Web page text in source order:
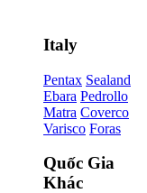
Italy
Pentax Sealand
Ebara Pedrollo
Matra Coverco
Varisco Foras
Quốc Gia
Khác